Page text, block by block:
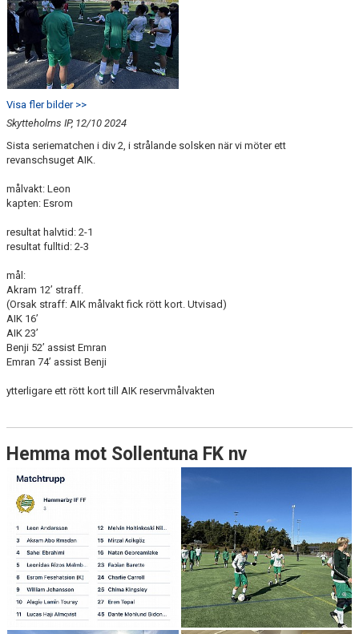
Visa fler bilder >>
Skytteholms IP, 12/10 2024
Sista seriematchen i div 2, i strålande solsken när vi möter ett
revanschsuget AIK.
målvakt: Leon
kapten: Esrom
resultat halvtid: 2-1
resultat fulltid: 2-3
mål:
Akram 12’ straff.
(Orsak straff: AIK målvakt fick rött kort. Utvisad)
AIK 16’
AIK 23’
Benji 52’ assist Emran
Emran 74’ assist Benji
ytterligare ett rött kort till AIK reservmålvakten
Hemma mot Sollentuna FK nv